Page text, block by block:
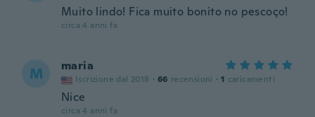
Muito lindo! Fica muito bonito no pescoço!
circa 4 anni fa
M maria
Iscrizione dal 2018 · 66 recensioni · 1 caricamenti
Nice
circa 4 anni fa